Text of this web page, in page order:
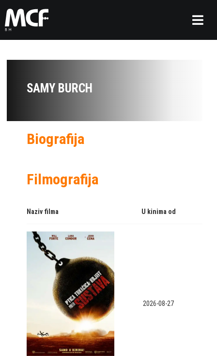
SAMY BURCH
Biografija
Filmografija
Naziv filma U kinima od
2026-08-27